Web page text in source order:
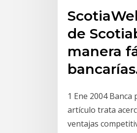
de
manera
1 Ene 2004
artículo trata
ventajas